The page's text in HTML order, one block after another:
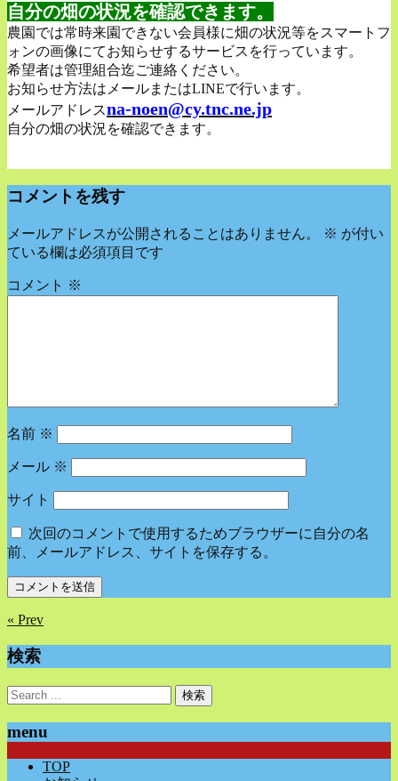
自分の畑の状況を確認できます。
農園では常時来園できない会員様に畑の状況等をスマートフ
ォンの画像にてお知らせするサービスを行っています。
希望者は管理組合迄ご連絡ください。
お知らせ方法はメールまたはLINEで行います。
メールアドレスna-noen@cy.tnc.ne.jp
自分の畑の状況を確認できます。
コメントを残す
メールアドレスが公開されることはありません。 ※ が付い
ている欄は必須項目です
コメント ※
名前 ※
メール ※
サイト
次回のコメントで使用するためブラウザーに自分の名
前、メールアドレス、サイトを保存する。
« Prev
検索
menu
TOP